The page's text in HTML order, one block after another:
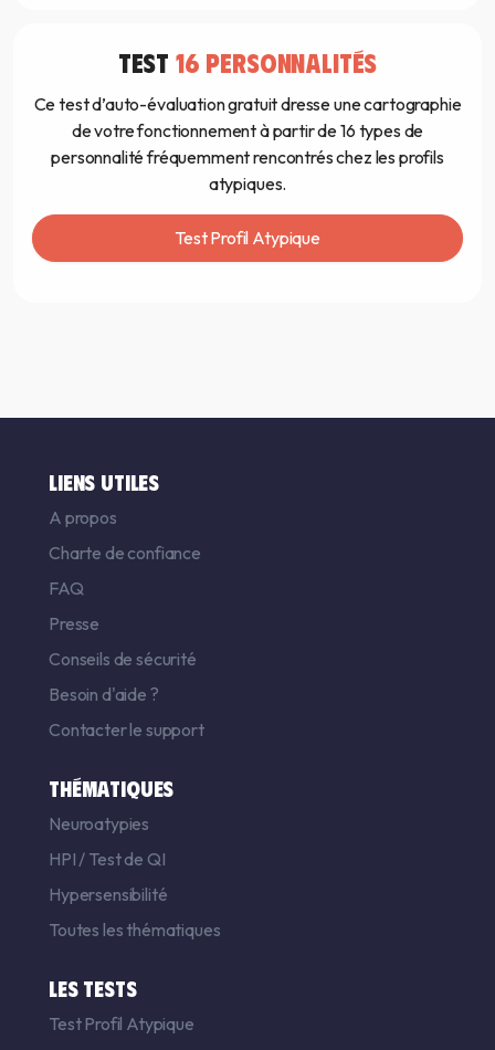
TEST 16 PERSONNALITÉS
Ce test d’auto-évaluation gratuit dresse une cartographie
de votre fonctionnement à partir de 16 types de
personnalité fréquemment rencontrés chez les profils
atypiques.
Test Profil Atypique
LIENS UTILES
A propos
Charte de confiance
FAQ
Presse
Conseils de sécurité
Besoin d'aide ?
Contacter le support
THÉMATIQUES
Neuroatypies
HPI / Test de QI
Hypersensibilité
Toutes les thématiques
LES TESTS
Test Profil Atypique